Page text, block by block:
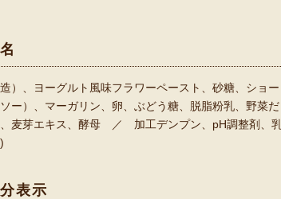
）、ヨーグルト風味フラワーペースト、砂糖、ショ
ー）、マーガリン、卵、ぶどう糖、脱脂粉乳、野菜
麦芽エキス、酵母 ／ 加工デンプン、pH調整剤、
表示